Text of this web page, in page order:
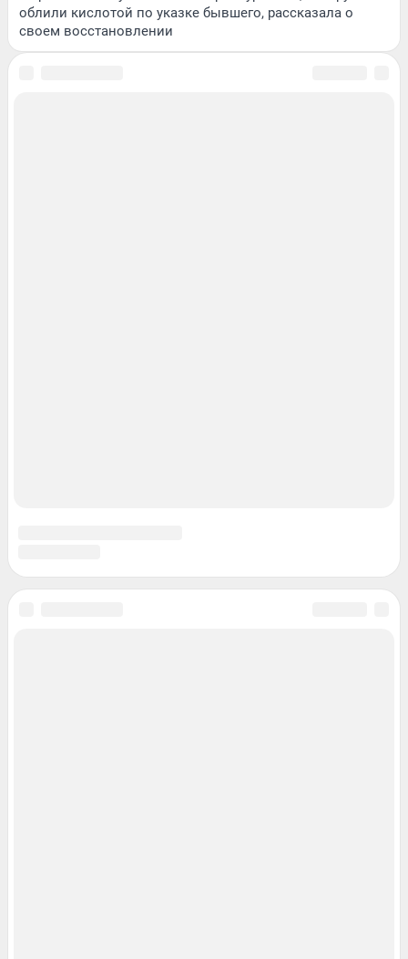
облили кислотой по указке бывшего, рассказала о
своем восстановлении